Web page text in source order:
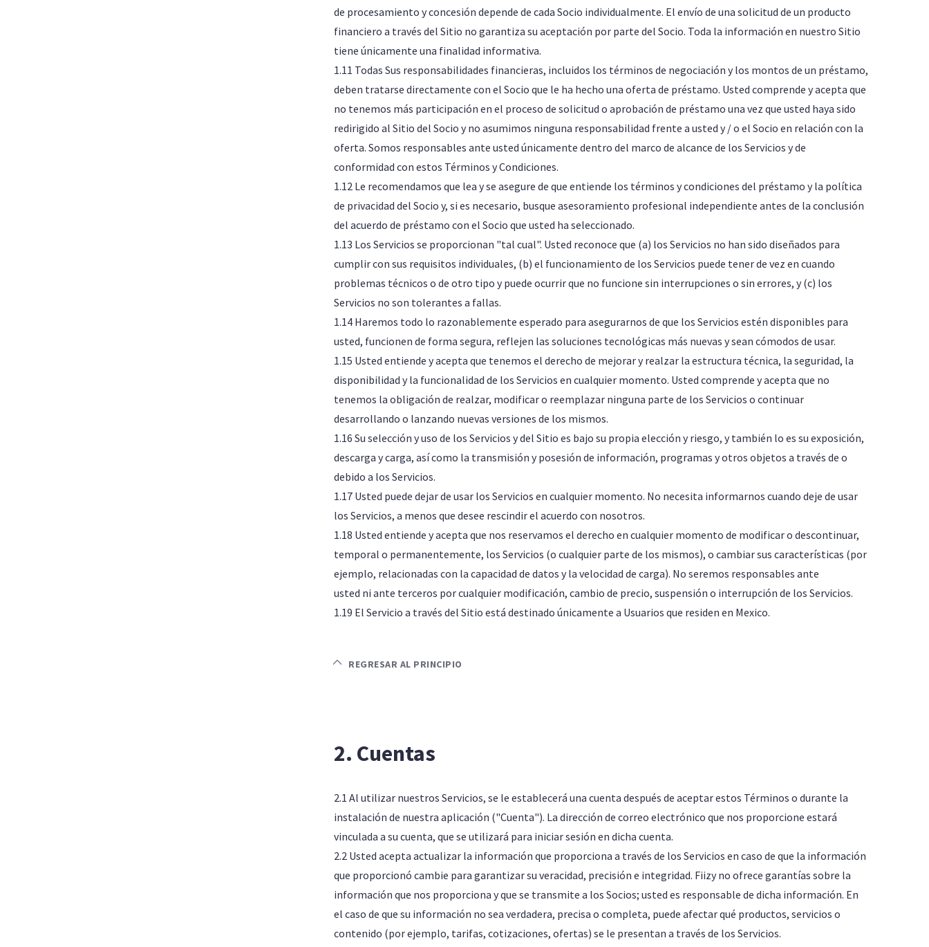
de procesamiento y concesión depende de cada Socio individualmente. El envío de una solicitud de un producto
financiero a través del Sitio no garantiza su aceptación por parte del Socio. Toda la información en nuestro Sitio
tiene únicamente una finalidad informativa.
1.11 Todas Sus responsabilidades financieras, incluidos los términos de negociación y los montos de un préstamo,
deben tratarse directamente con el Socio que le ha hecho una oferta de préstamo. Usted comprende y acepta que
no tenemos más participación en el proceso de solicitud o aprobación de préstamo una vez que usted haya sido
redirigido al Sitio del Socio y no asumimos ninguna responsabilidad frente a usted y / o el Socio en relación con la
oferta. Somos responsables ante usted únicamente dentro del marco de alcance de los Servicios y de
conformidad con estos Términos y Condiciones.
1.12 Le recomendamos que lea y se asegure de que entiende los términos y condiciones del préstamo y la política
de privacidad del Socio y, si es necesario, busque asesoramiento profesional independiente antes de la conclusión
del acuerdo de préstamo con el Socio que usted ha seleccionado.
1.13 Los Servicios se proporcionan "tal cual". Usted reconoce que (a) los Servicios no han sido diseñados para
cumplir con sus requisitos individuales, (b) el funcionamiento de los Servicios puede tener de vez en cuando
problemas técnicos o de otro tipo y puede ocurrir que no funcione sin interrupciones o sin errores, y (c) los
Servicios no son tolerantes a fallas.
1.14 Haremos todo lo razonablemente esperado para asegurarnos de que los Servicios estén disponibles para
usted, funcionen de forma segura, reflejen las soluciones tecnológicas más nuevas y sean cómodos de usar.
1.15 Usted entiende y acepta que tenemos el derecho de mejorar y realzar la estructura técnica, la seguridad, la
disponibilidad y la funcionalidad de los Servicios en cualquier momento. Usted comprende y acepta que no
tenemos la obligación de realzar, modificar o reemplazar ninguna parte de los Servicios o continuar
desarrollando o lanzando nuevas versiones de los mismos.
1.16 Su selección y uso de los Servicios y del Sitio es bajo su propia elección y riesgo, y también lo es su exposición,
descarga y carga, así como la transmisión y posesión de información, programas y otros objetos a través de o
debido a los Servicios.
1.17 Usted puede dejar de usar los Servicios en cualquier momento. No necesita informarnos cuando deje de usar
los Servicios, a menos que desee rescindir el acuerdo con nosotros.
1.18 Usted entiende y acepta que nos reservamos el derecho en cualquier momento de modificar o descontinuar,
temporal o permanentemente, los Servicios (o cualquier parte de los mismos), o cambiar sus características (por
ejemplo, relacionadas con la capacidad de datos y la velocidad de carga). No seremos responsables ante
usted ni ante terceros por cualquier modificación, cambio de precio, suspensión o interrupción de los Servicios.
1.19 El Servicio a través del Sitio está destinado únicamente a Usuarios que residen en Mexico.
REGRESAR AL PRINCIPIO
2. Cuentas
2.1 Al utilizar nuestros Servicios, se le establecerá una cuenta después de aceptar estos Términos o durante la
instalación de nuestra aplicación ("Cuenta"). La dirección de correo electrónico que nos proporcione estará
vinculada a su cuenta, que se utilizará para iniciar sesión en dicha cuenta.
2.2 Usted acepta actualizar la información que proporciona a través de los Servicios en caso de que la información
que proporcionó cambie para garantizar su veracidad, precisión e integridad. Fiizy no ofrece garantías sobre la
información que nos proporciona y que se transmite a los Socios; usted es responsable de dicha información. En
el caso de que su información no sea verdadera, precisa o completa, puede afectar qué productos, servicios o
contenido (por ejemplo, tarifas, cotizaciones, ofertas) se le presentan a través de los Servicios.